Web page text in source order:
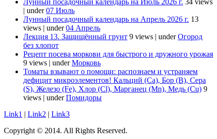
Лунный посадочный календарь на Июль 2026 г. 34 views
| under07 Июль
Лунный посадочный календарь на Апрель 2026 г. 13
views | under04 Апрель
Лекция 13. Защищённый грунт 9 views | underОгород
без хлопот
Рецепт посева моркови для быстрого и дружного урожая
9 views | underМорковь
Томаты взывают о помощи: распознаем и устраняем
дефицит микроэлементов! Кальций (Ca), Бор (B), Сера
(S), Железо (Fe), Хлор (Cl), Марганец (Mn), Медь (Cu) 9
views | underПомидоры
Link1 | Link2 | Link3
Copyright © 2014. All Rights Reserved.